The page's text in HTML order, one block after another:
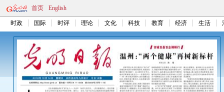
首页 English
时政 国际 时评 理论 文化 科技 教育 经济 生活